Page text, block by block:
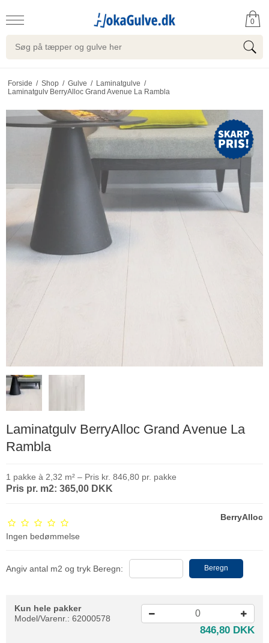
0
Forside / Shop / Gulve / Laminatgulve /
Laminatgulv BerryAlloc Grand Avenue La Rambla
Laminatgulv BerryAlloc Grand Avenue La
Rambla
1 pakke à 2,32 m² – Pris kr. 846,80 pr. pakke
Pris pr. m2: 365,00 DKK
Ingen bedømmelse
BerryAlloc
Kun hele pakker
Model/Varenr.: 62000578
846,80 DKK
Angiv antal m2 og tryk Beregn: Beregn